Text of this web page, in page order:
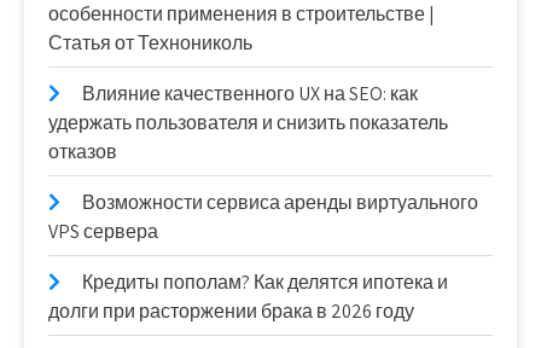
особенности применения в строительстве |
Статья от Технониколь
Влияние качественного UX на SEO: как
удержать пользователя и снизить показатель
отказов
Возможности сервиса аренды виртуального
VPS сервера
Кредиты пополам? Как делятся ипотека и
долги при расторжении брака в 2026 году